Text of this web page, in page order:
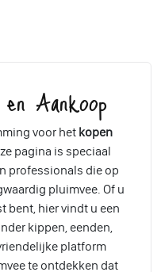
Aankoop
voor het kopen
pagina is speciaal
professionals die op
pluimvee. Of u
bent, hier vindt u een
kippen, eenden,
platform
te ontdekken dat